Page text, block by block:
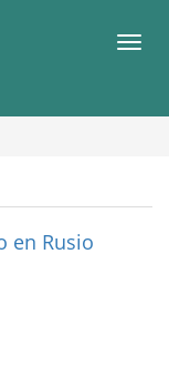
メ
en Rusio